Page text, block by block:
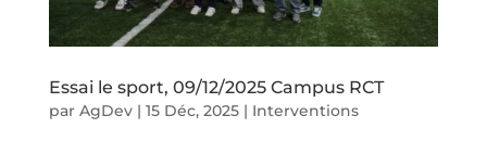
Essai le sport, 09/12/2025 Campus RCT
par AgDev| 15 Déc, 2025| Interventions